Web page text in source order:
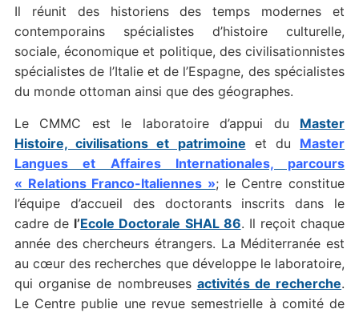
Il réunit des historiens des temps modernes et
contemporains spécialistes d’histoire culturelle,
sociale, économique et politique, des civilisationnistes
spécialistes de l’Italie et de l’Espagne, des spécialistes
du monde ottoman ainsi que des géographes.
Le CMMC est le laboratoire d’appui du Master
Histoire, civilisations et patrimoine et du Master
Langues et Affaires Internationales, parcours
« Relations Franco-Italiennes »; le Centre constitue
l’équipe d’accueil des doctorants inscrits dans le
cadre de l’Ecole Doctorale SHAL 86. Il reçoit chaque
année des chercheurs étrangers. La Méditerranée est
au cœur des recherches que développe le laboratoire,
qui organise de nombreuses activités de recherche.
Le Centre publie une revue semestrielle à comité de